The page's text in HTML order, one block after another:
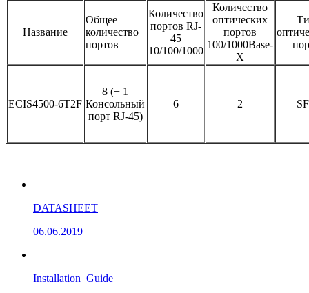
Название
Общее
количество
портов
Количество
портов RJ-
45
10/100/1000
Количество
оптических
портов
100/1000Base-
X
ECIS4500-6T2F
8 (+ 1
Консольный
порт RJ-45)
6 2
DATASHEET
06.06.2019
Installation_Guide